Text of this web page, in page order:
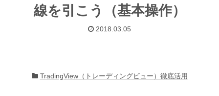
線を引こう（基本操作）
2018.03.05
TradingView（トレーディングビュー）徹底活用